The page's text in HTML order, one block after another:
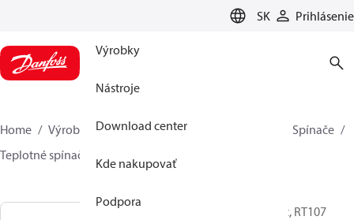
SK Prihlásenie
Výrobky
Nástroje
Download center
Kde nakupovať
Podpora
Home Výrobky Climate Solutions pre chladenie
Spínače
Teplotné spínače
017-513566
Termostat, RT107